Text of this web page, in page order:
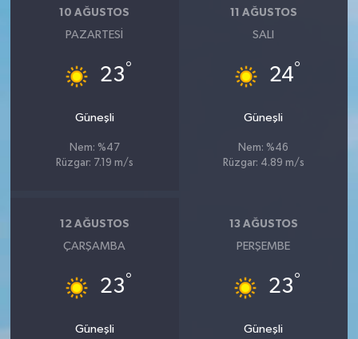
10 AĞUSTOS
PAZARTESI
23°
Güneşli
Nem: %47
Rüzgar: 7.19 m/s
11 AĞUSTOS
SALI
24°
Güneşli
Nem: %46
Rüzgar: 4.89 m/s
12 AĞUSTOS
ÇARŞAMBA
23°
Güneşli
13 AĞUSTOS
PERŞEMBE
23°
Güneşli